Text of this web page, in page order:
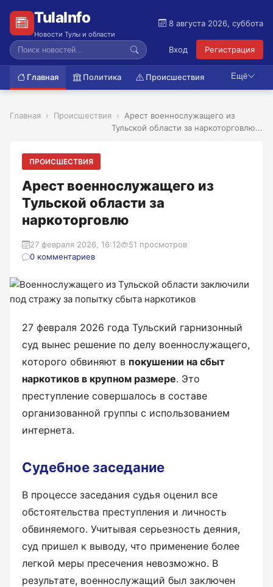
TulaInfo
Новости Тулы и области
8 августа 2026, суббота
Вход Регистрация
Главная Политика Происшествия Ещё
Главная Происшествия
Арест военнослужащего из
Тульской области за наркоторговлю...
ПРОИСШЕСТВИЯ
Арест военнослужащего из
Тульской области за
наркоторговлю
27 февраля 2026, 16:12
51 просмотров
0 комментариев
27 февраля 2026 года Тульский гарнизонный
суд вынес решение по делу военнослужащего,
которого обвиняют в покушении на сбыт
наркотиков в крупном размере. Это
преступление совершалось в составе
организованной группы с использованием
интернета.
Судебное заседание
В процессе заседания судья оценил все
обстоятельства преступления и личность
обвиняемого. Учитывая серьезность деяния,
суд пришел к выводу, что применение более
легкой меры пресечения невозможно. В
результате, военнослужащий был заключен